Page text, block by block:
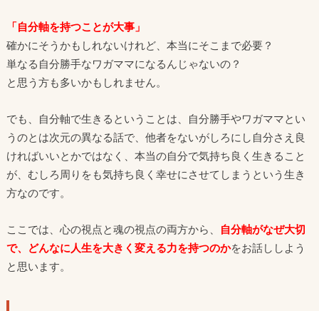
「自分軸を持つことが大事」
確かにそうかもしれないけれど、本当にそこまで必要？
単なる自分勝手なワガママになるんじゃないの？
と思う方も多いかもしれません。
でも、自分軸で生きるということは、自分勝手やワガママとい
うのとは次元の異なる話で、他者をないがしろにし自分さえ良
ければいいとかではなく、本当の自分で気持ち良く生きること
が、むしろ周りをも気持ち良く幸せにさせてしまうという生き
方なのです。
ここでは、心の視点と魂の視点の両方から、
自分軸がなぜ大切
で、どんなに人生を大きく変える力を持つのかをお話ししよう
と思います。